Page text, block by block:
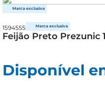
1594555
Feijão Preto Prezunic
Disponível
café
queijo
arroz